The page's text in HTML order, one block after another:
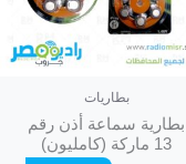
بطاريات
بطارية سماعة أذن رقم
13 ماركة (كامليون)